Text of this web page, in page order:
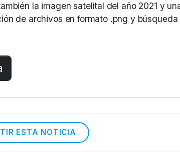
la imagen satelital del año 2021 y
de archivos en formato .png y
ESTA NOTICIA